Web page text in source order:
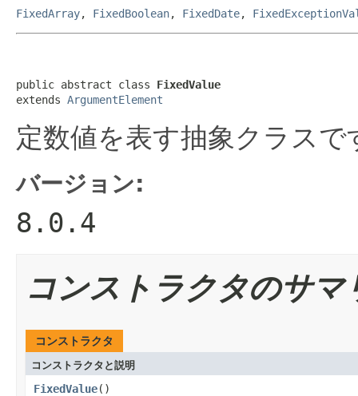
FixedArray, FixedBoolean, FixedDate,
public abstract class FixedValue
extends ArgumentElement
定数値を表す抽象クラスで
バージョン:
8.0.4
コンストラクタのサマ
コンストラクタ
コンストラクタと説明
FixedValue()